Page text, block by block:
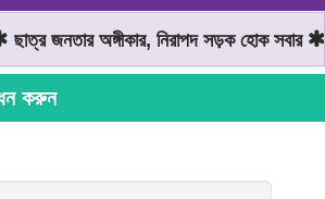
ছাত্র জনতার অঙ্গীকার, নিরাপদ সড়ক হোক সবার
করুন